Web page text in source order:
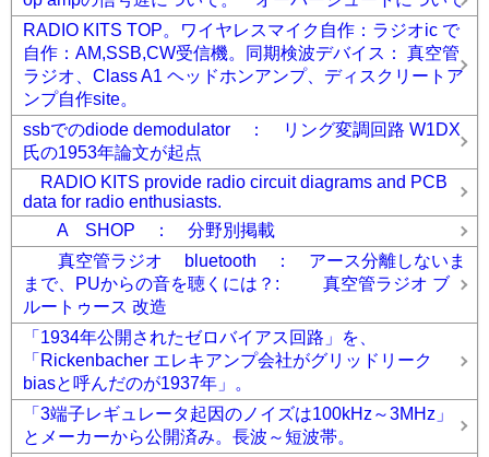
RADIO KITS TOP。ワイヤレスマイク自作：ラジオic で
自作：AM,SSB,CW受信機。同期検波デバイス： 真空管
ラジオ、Class A1 ヘッドホンアンプ、ディスクリートア
ンプ自作site。
ssbでのdiode demodulator ： リング変調回路 W1DX
氏の1953年論文が起点
RADIO KITS provide radio circuit diagrams and PCB
data for radio enthusiasts.
A SHOP ： 分野別掲載
真空管ラジオ bluetooth ： アース分離しないま
まで、PUからの音を聴くには？: 真空管ラジオ ブ
ルートゥース 改造
「1934年公開されたゼロバイアス回路」を、
「Rickenbacher エレキアンプ会社がグリッドリーク
biasと呼んだのが1937年」。
「3端子レギュレータ起因のノイズは100kHz～3MHz」
とメーカーから公開済み。長波～短波帯。